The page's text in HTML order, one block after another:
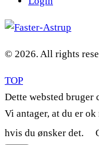
© 2026. All rights
TOP
Dette websted
Vi antager, at du er
hvis du ønsker det.